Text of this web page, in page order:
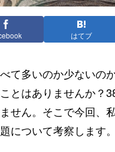
はてブ
て多いのか少ないの
とはありませんか？
せん。そこで今回、
について考察します。